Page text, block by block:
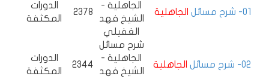
01- شرح مسائل الجاهلية
الجاهلية -
الشيخ فهد
الغفيلي
2378
الدورات
المكثفة
02- شرح مسائل الجاهلية
شرح مسائل
الجاهلية -
الشيخ فهد
2344
الدورات
المكثفة